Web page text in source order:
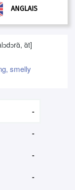
ANGLAIS
ɑ̃t]
smelly
-
-
-
-